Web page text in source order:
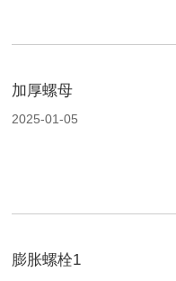
加厚螺母
2025-01-05
膨胀螺栓1